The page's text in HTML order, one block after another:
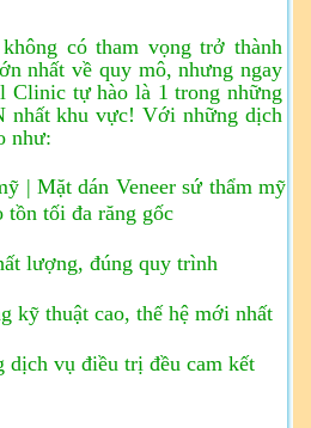
có tham vọng trở thành
nhất về quy mô, nhưng ngay
Clinic tự hào là 1 trong những
nhất khu vực! Với những dịch
như:
| Mặt dán Veneer sứ thẩm mỹ
tồn tối đa răng gốc
lượng, đúng quy trình
kỹ thuật cao, thế hệ mới nhất
dịch vụ điều trị đều cam kết